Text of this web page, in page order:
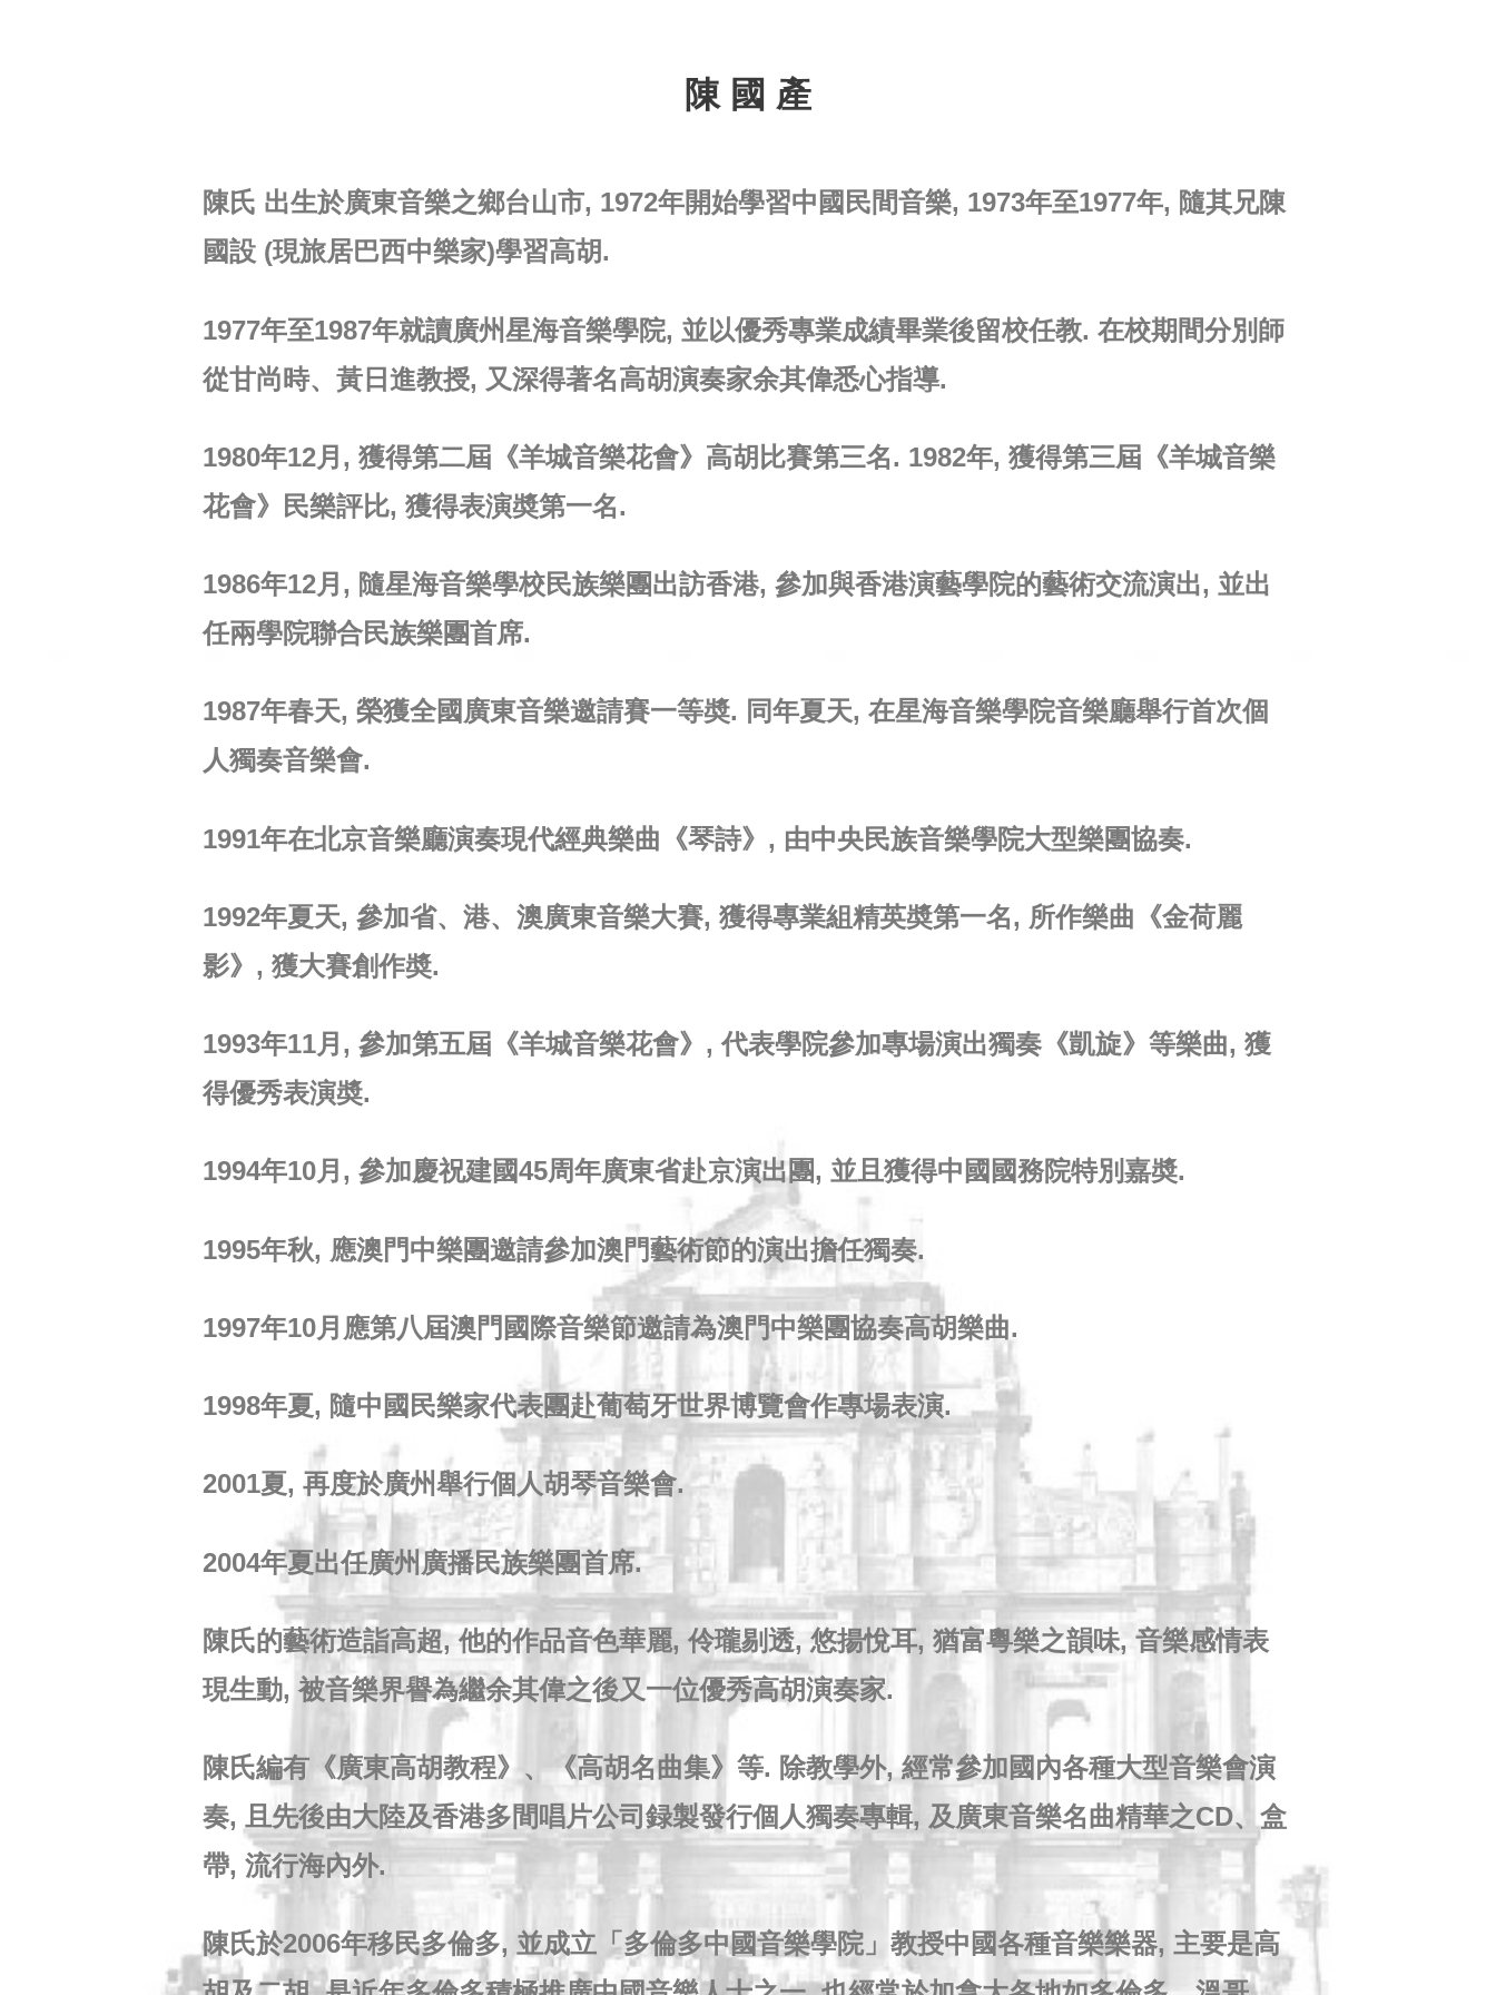
陳 國 產
陳氏 出生於廣東音樂之鄉台山市, 1972年開始學習中國民間音樂, 1973年至1977年, 隨其兄陳
國設 (現旅居巴西中樂家)學習高胡.
1977年至1987年就讀廣州星海音樂學院, 並以優秀專業成績畢業後留校任教. 在校期間分別師
從甘尚時、黃日進教授, 又深得著名高胡演奏家余其偉悉心指導.
1980年12月, 獲得第二屆《羊城音樂花會》高胡比賽第三名. 1982年, 獲得第三屆《羊城音樂
花會》民樂評比, 獲得表演奬第一名.
1986年12月, 隨星海音樂學校民族樂團出訪香港, 參加與香港演藝學院的藝術交流演出, 並出
任兩學院聯合民族樂團首席.
1987年春天, 榮獲全國廣東音樂邀請賽一等奬. 同年夏天, 在星海音樂學院音樂廳舉行首次個
人獨奏音樂會.
1991年在北京音樂廳演奏現代經典樂曲《琴詩》, 由中央民族音樂學院大型樂團協奏.
1992年夏天, 參加省、港、澳廣東音樂大賽, 獲得專業組精英奬第一名, 所作樂曲《金荷麗
影》, 獲大賽創作奬.
1993年11月, 參加第五屆《羊城音樂花會》, 代表學院參加專場演出獨奏《凱旋》等樂曲, 獲
得優秀表演奬.
1994年10月, 參加慶祝建國45周年廣東省赴京演出團, 並且獲得中國國務院特別嘉奬.
1995年秋, 應澳門中樂團邀請參加澳門藝術節的演出擔任獨奏.
1997年10月應第八屆澳門國際音樂節邀請為澳門中樂團協奏高胡樂曲.
1998年夏, 隨中國民樂家代表團赴葡萄牙世界博覽會作專場表演.
2001夏, 再度於廣州舉行個人胡琴音樂會.
2004年夏出任廣州廣播民族樂團首席.
陳氏的藝術造詣高超, 他的作品音色華麗, 伶瓏剔透, 悠揚悅耳, 猶富粵樂之韻味, 音樂感情表
現生動, 被音樂界譽為繼余其偉之後又一位優秀高胡演奏家.
陳氏編有《廣東高胡教程》、《高胡名曲集》等. 除教學外, 經常參加國內各種大型音樂會演
奏, 且先後由大陸及香港多間唱片公司録製發行個人獨奏專輯, 及廣東音樂名曲精華之CD、盒
帶, 流行海內外.
陳氏於2006年移民多倫多, 並成立「多倫多中國音樂學院」教授中國各種音樂樂器, 主要是高